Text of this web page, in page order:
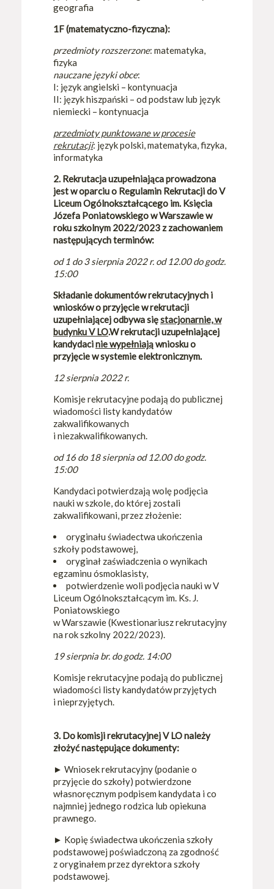
geografia
1F (matematyczno-fizyczna):
przedmioty rozszerzone: matematyka,
fizyka
nauczane języki obce:
I: język angielski – kontynuacja
II: język hiszpański – od podstaw lub język
niemiecki – kontynuacja
przedmioty punktowane w procesie
rekrutacji: język polski, matematyka, fizyka,
informatyka
2. Rekrutacja uzupełniająca prowadzona
jest w oparciu o Regulamin Rekrutacji do V
Liceum Ogólnokształcącego im. Księcia
Józefa Poniatowskiego w Warszawie w
roku szkolnym 2022/2023 z zachowaniem
następujących terminów:
od 1 do 3 sierpnia 2022 r. od 12.00 do godz.
15:00
Składanie dokumentów rekrutacyjnych i
wniosków o przyjęcie w rekrutacji
uzupełniającej odbywa sięstacjonarnie, w
budynku V LO.W rekrutacji uzupełniającej
kandydacinie wypełniająwniosku o
przyjęcie w systemie elektronicznym.
12 sierpnia 2022 r.
Komisje rekrutacyjne podają do publicznej
wiadomości listy kandydatów
zakwalifikowanych
i niezakwalifikowanych.
od 16 do 18 sierpnia od 12.00 do godz.
15:00
Kandydaci potwierdzają wolę podjęcia
nauki w szkole, do której zostali
zakwalifikowani, przez złożenie:
oryginału świadectwa ukończenia
szkoły podstawowej,
oryginał zaświadczenia o wynikach
egzaminu ósmoklasisty,
potwierdzenie woli podjęcia nauki w V
Liceum Ogólnokształcącym im. Ks. J.
Poniatowskiego
w Warszawie (Kwestionariusz rekrutacyjny
na rok szkolny 2022/2023).
19 sierpnia br. do godz. 14:00
Komisje rekrutacyjne podają do publicznej
wiadomości listy kandydatów przyjętych
i nieprzyjętych.
3. Do komisji rekrutacyjnej V LO należy
złożyć następujące dokumenty:
► Wniosek rekrutacyjny (podanie o
przyjęcie do szkoły) potwierdzone
własnoręcznym podpisem kandydata i co
najmniej jednego rodzica lub opiekuna
prawnego.
► Kopię świadectwa ukończenia szkoły
podstawowej poświadczoną za zgodność
z oryginałem przez dyrektora szkoły
podstawowej.